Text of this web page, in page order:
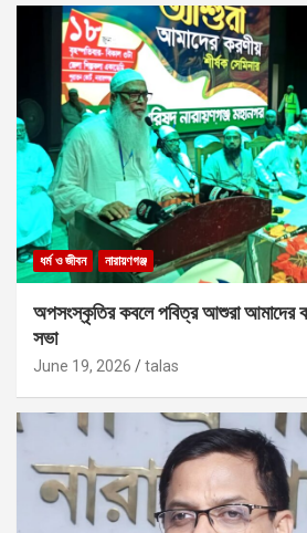
ধর্ম ও জীবন নারায়ণগঞ্জ
অপসংস্কৃতির কবলে পবিত্র আশুরা আমাদের
সভা
June 19, 2026 talas